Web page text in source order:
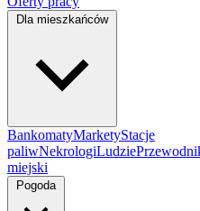
Dla mieszkańców
BankomatyMarketyStacje
paliwNekrologiLudzie
miejski
Pogoda